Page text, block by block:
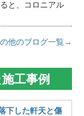
と、コロニアル
他のブログ一覧→
工事例
下した軒天と傷